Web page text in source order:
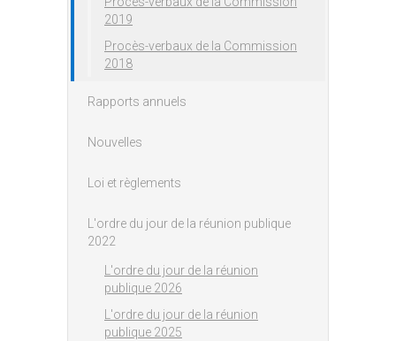
2019
Procès-verbaux de la Commission
2018
Rapports annuels
Nouvelles
Loi et règlements
L'ordre du jour de la réunion publique
2022
L'ordre du jour de la réunion
publique 2026
L'ordre du jour de la réunion
publique 2025